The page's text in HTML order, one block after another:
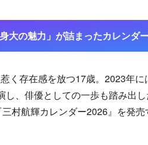
大の魅力」が詰まったカレンダ
く存在感を放つ17歳。2023年に
、俳優としての一歩も踏み出
村航輝カレンダー2026』を発